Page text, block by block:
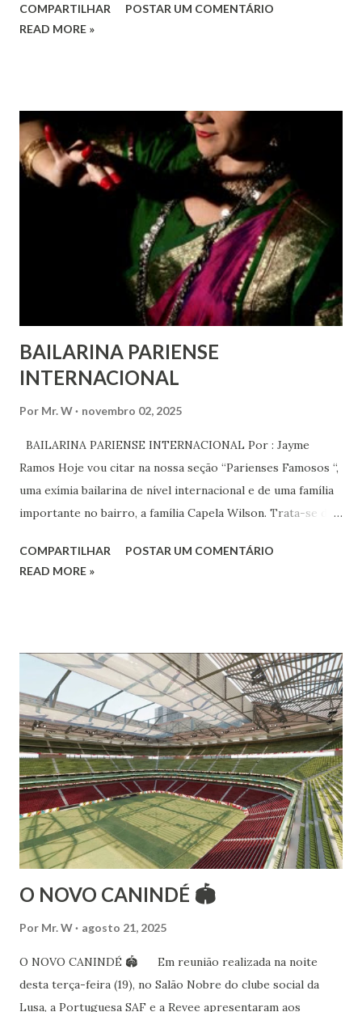
em todos os lugares. Este ano, o foco é sobre os direitos
Estes direitos humanos – os direitos à liberdade de opinião
e de expressão, de reunião pacífica e de associação, e de
participar no governo (artigos 19, 20 e 21 da Declaração
Universal dos Direitos Humanos ) – têm estado no centro
das mudanças históricas no mundo árabe nos últimos dois
anos, em que milhões foram às ruas para exigir mudanças.
Em outras partes do mundo, os “99%” fizeram suas vozes
serem ouvidas através ...
COMPARTILHAR
POSTAR UM COMENTÁRIO
READ MORE »
BAILARINA PARIENSE
INTERNACIONAL
Por Mr. W novembro 02, 2025
BAILARINA PARIENSE INTERNACIONAL Por : Jayme
Ramos Hoje vou citar na nossa seção “Parienses Famosos “,
uma exímia bailarina de nível internacional e de uma família
importante no bairro, a família Capela Wilson. Trata-se da
Vamos às informações de seu site : Bailarina e professora
Esteve na Índia aprofundando seus estudos neste estilo
além de partir para pesquisa e vivência das danças
folclóricas do Rajastão (Kalbelia, Banjara, Ghoomar, Chair).
Bailarina profissional e professora de dança. Dedica-se há
15 anos ao estudo e pesquisa de danças étnicas, em especial
às danças ciganas, árabes e indianas. Iniciou seus estudos de
dança aos 4 anos de idade (em 1982) no balé clássico,
passando por diversas atividades co...
COMPARTILHAR
POSTAR UM COMENTÁRIO
READ MORE »
O NOVO CANINDÉ 🏟
Por Mr. W agosto 21, 2025
O NOVO CANINDÉ 🏟 Em reunião realizada na noite
desta terça-feira (19), no Salão Nobre do clube social da
Lusa, a Portuguesa SAF e a Revee apresentaram aos